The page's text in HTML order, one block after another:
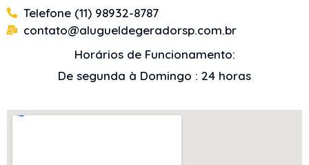
Telefone (11) 98932-8787
contato@alugueldegeradorsp.com.br
Horários de Funcionamento:
De segunda à Domingo : 24 horas